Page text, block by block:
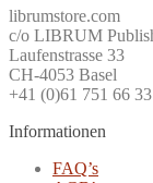
librumstore.com
c/o LIBRUM
Laufenstrasse 33
CH-4053 Basel
+41 (0)61 751 66 33
Informationen
FAQ’s